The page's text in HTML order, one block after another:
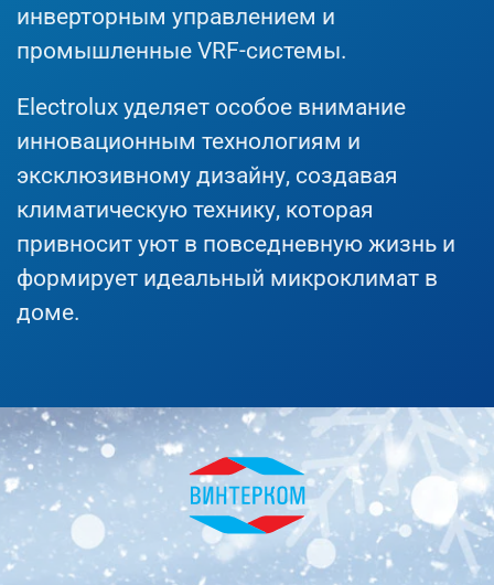
инверторным управлением и
промышленные VRF-системы.
Electrolux уделяет особое внимание
инновационным технологиям и
эксклюзивному дизайну, создавая
климатическую технику, которая
привносит уют в повседневную жизнь и
формирует идеальный микроклимат в
доме.